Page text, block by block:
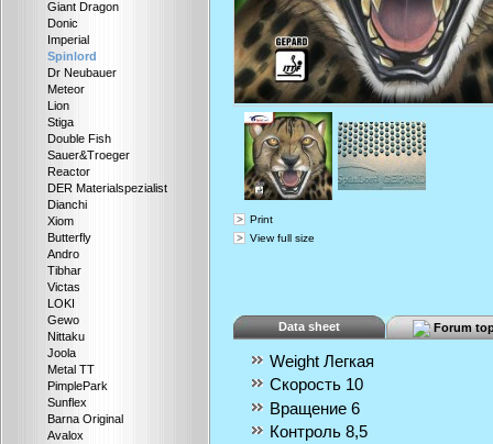
Giant Dragon
Donic
Imperial
Spinlord
Dr Neubauer
Meteor
Lion
Stiga
Double Fish
Sauer&Troeger
Reactor
DER Materialspezialist
Dianchi
Xiom
Butterfly
Andro
Tibhar
Victas
LOKI
Gewo
Nittaku
Joola
Metal TT
PimplePark
Sunflex
Barna Original
Avalox
Print
View full size
Data sheet Forum
Weight Легкая
Скорость 10
Вращение 6
Контроль 8,5